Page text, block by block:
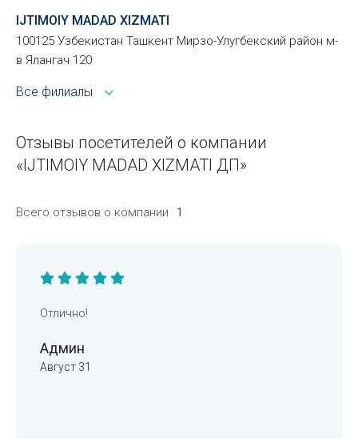
IJTIMOIY MADAD XIZMATI
100125 Узбекистан Ташкент Мирзо-Улугбекский район м-
в Ялангач 120
Все филиалы
Отзывы посетителей о компании
«IJTIMOIY MADAD XIZMATI ДП»
Всего отзывов о компании 1
Отлично!
Админ
Август 31